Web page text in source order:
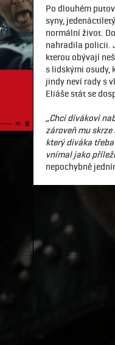
Po dlouhém
syny,
normální život.
nahradila policii.
kterou obývají
s lidskými osudy,
jindy neví rady s
Eliáše stát se
„Chci divákovi
zároveň mu
který diváka
vnímal jako
nepochybně